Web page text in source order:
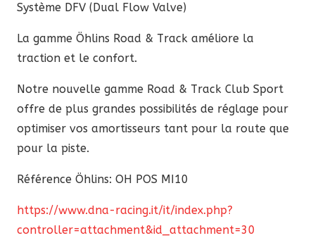
Système DFV (Dual Flow Valve)
La gamme Öhlins Road & Track améliore la
traction et le confort.
Notre nouvelle gamme Road & Track Club Sport
offre de plus grandes possibilités de réglage pour
optimiser vos amortisseurs tant pour la route que
pour la piste.
Référence Öhlins: OH POS MI10
https://www.dna-racing.it/it/index.php?
controller=attachment&id_attachment=30